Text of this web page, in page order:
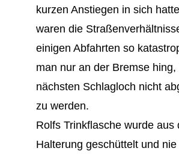
kurzen Anstiegen in sich
waren die
einigen Abfahrten so
man nur an der Bremse hing,
nächsten Schlagloch nicht
zu werden.
Rolfs Trinkflasche wurde aus
Halterung geschüttelt und